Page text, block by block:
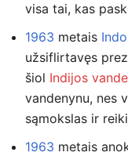
visa tai, kas
1963 metais
užsiflirtavęs
šiol Indijos
vandenynu, nes
sąmokslas ir
1963 metais